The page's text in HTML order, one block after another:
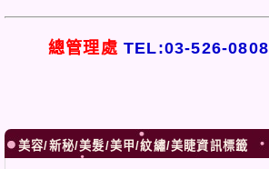
總管理處 TEL:03-526-0808
美容/新秘/美髮/美甲/紋繡/美睫資訊標籤